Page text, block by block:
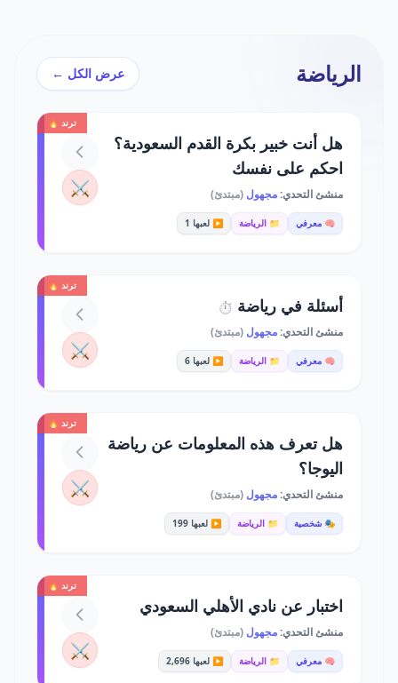
الرياضة عرض الكل ←
ترند 🔥
هل أنت خبير بكرة القدم السعودية؟
احكم على نفسك
منشئ التحدي:مجهول (مبتدئ)
🧠 معرفي 📁 الرياضة ▶️ لعبها 1
⚔️
ترند 🔥
أسئلة في رياضة ⏱️
منشئ التحدي:مجهول (مبتدئ)
🧠 معرفي 📁 الرياضة ▶️ لعبها 6 ⚔️
ترند 🔥
هل تعرف هذه المعلومات عن رياضة
اليوجا؟
منشئ التحدي:مجهول (مبتدئ)
🎭 شخصية 📁 الرياضة ▶️ لعبها 199
⚔️
ترند 🔥
اختبار عن نادي الأهلي السعودي
منشئ التحدي:مجهول (مبتدئ)
🧠 معرفي 📁 الرياضة ▶️ لعبها 2,696 ⚔️